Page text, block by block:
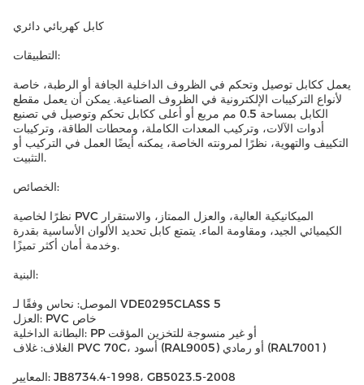
كابل كهربائي دائري
التطبيقات:
يعمل ككابل توصيل وتحكم في الظروف الداخلية الجافة أو الرطبة، خاصة
لأنواع التركيبات الإلكترونية في الظروف الصناعية. يمكن أن يعمل مقطع
الكابل بمساحة 0.5 مم مربع أو أعلى ككابل تحكم وتوصيل في تصنيع
أدوات الآلات، وتركيب المعدات الكاملة، ومحطات الطاقة، وتركيبات
التكييف والتهوية، نظرًا لمرونته الخاصة، يمكنه أيضًا العمل في التركيب أو
التثبيت.
الخصائص:
نظرًا لخاصية PVC الميكانيكية العالية، والعزل الممتاز، والاستقرار
الكيميائي الجيد، ومقاومة الماء. يتمتع كابل تحديد الألوان الأساسية بقدرة
وخدمة أمان أكثر تميزًا.
البنية:
الموصل: نحاس وفقًا لـ VDE0295CLASS 5
العزل: PVC خاص
البطانة الداخلية: PP أو غير منسوجة للتخزين المؤقت
الغلاف: غلاف PVC 70C، أسود (RAL9005) أو رمادي (RAL7001)
المعايير: JB8734.4-1998، GB5023.5-2008